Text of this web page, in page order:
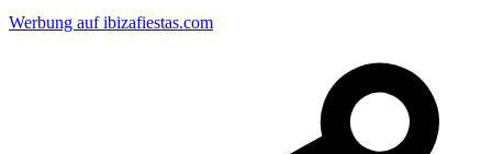
Werbung auf ibizafiestas.com